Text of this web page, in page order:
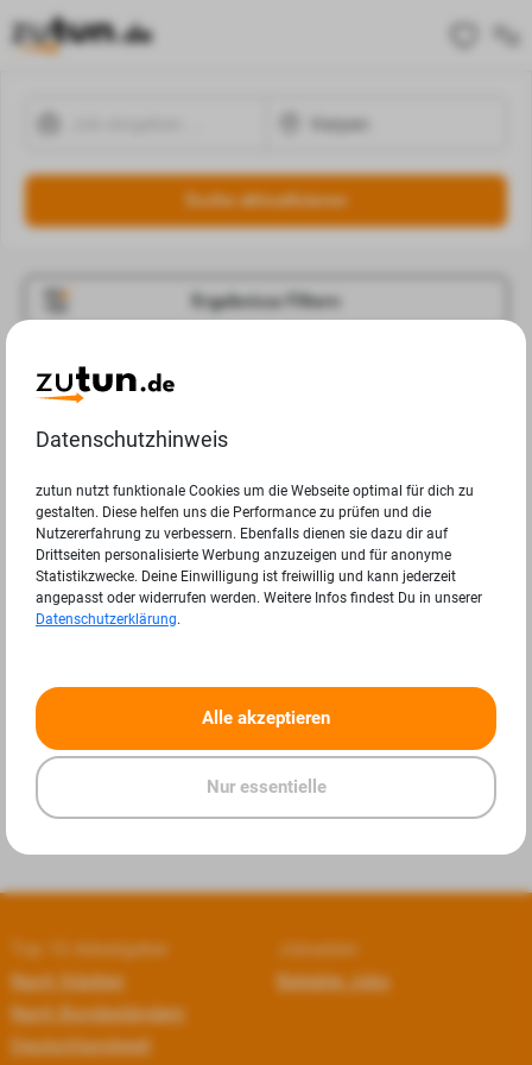
Suche aktualisieren
Ergebnisse Filtern
Jobangebote
Ergebnisse.
« »
Top 10 Arbeitgeber
Nach Städten
Nach Bundesländern
Deutschlandweit
Jobseiten
Beliebte Jobs
Datenschutzhinweis
zutun nutzt funktionale Cookies um die Webseite optimal für dich zu
gestalten. Diese helfen uns die Performance zu prüfen und die
Nutzererfahrung zu verbessern. Ebenfalls dienen sie dazu dir auf
Drittseiten personalisierte Werbung anzuzeigen und für anonyme
Statistikzwecke. Deine Einwilligung ist freiwillig und kann jederzeit
angepasst oder widerrufen werden. Weitere Infos findest Du in unserer
Datenschutzerklärung.
Alle akzeptieren
Nur essentielle